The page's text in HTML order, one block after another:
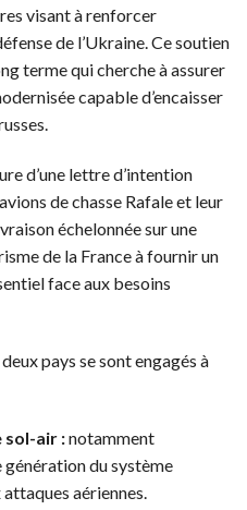
visant à renforcer
de l’Ukraine. Ce soutien
terme qui cherche à assurer
capable d’encaisser
d’une lettre d’intention
de chasse Rafale et leur
échelonnée sur une
de la France à fournir un
face aux besoins
pays se sont engagés à
sol-air :notamment
génération du système
aériennes.